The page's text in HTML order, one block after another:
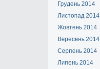
Грудень 2014
Листопад 2014
Жовтень 2014
Вересень 2014
Серпень 2014
Липень 2014